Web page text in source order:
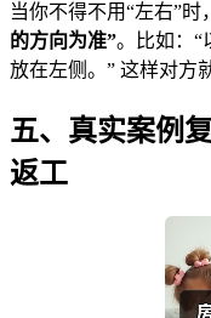
当你不得不用“左右”时
的方向为准”。比如：“
放在左侧。” 这样对方
五、真实案例
返工